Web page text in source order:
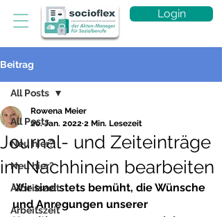
Login
Beitrag
All Posts
Neu hier?
Neu hier?
Arbeitszeit
Arbeitszeit
All Posts
Journal- und Zeiteinträge
im Nachhinein bearbeiten
Rowena Meier
20. Jan. 2022 2 Min. Lesezeit
Wir sind stets bemüht, die Wünsche
und Anregungen unserer